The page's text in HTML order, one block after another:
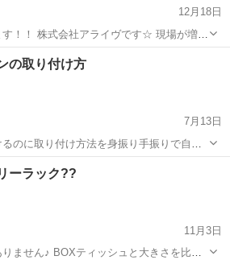
12月18日
！！ 株式会社アライヴです☆ 現場が増え
します🙇🏻‍♀️💦 仕事内容と致しまして↓↓↓
★書類整理 ★PC💻入力 その他細々作業
事務 事務員
の取り付け方
7月13日
のに取り付け方法を身振り手振りで自宅
外しは私がするのですが取り付け方は天板
ます。 道具はだいたいあります！穴もあ
けで取り...
駅 手伝って/助けて
ーラック??
11月3日
ません♪ BOXティッシュと大きさを比較